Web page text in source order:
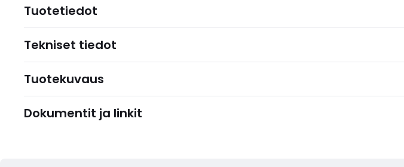
Tuotetiedot
Tekniset tiedot
Tuotekuvaus
Dokumentit ja linkit